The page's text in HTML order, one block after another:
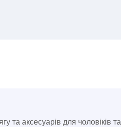
та аксесуарів для чоловіків та